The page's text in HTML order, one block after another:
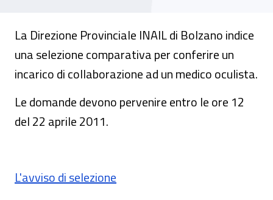
La Direzione Provinciale INAIL di Bolzano indice
una selezione comparativa per conferire un
incarico di collaborazione ad un medico oculista.
Le domande devono pervenire entro le ore 12
del 22 aprile 2011.
L'avviso di selezione